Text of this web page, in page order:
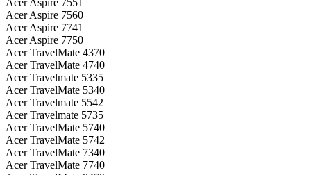
Acer Aspire 7551
Acer Aspire 7560
Acer Aspire 7741
Acer Aspire 7750
Acer TravelMate 4370
Acer TravelMate 4740
Acer Travelmate 5335
Acer TravelMate 5340
Acer Travelmate 5542
Acer Travelmate 5735
Acer TravelMate 5740
Acer TravelMate 5742
Acer TravelMate 7340
Acer TravelMate 7740